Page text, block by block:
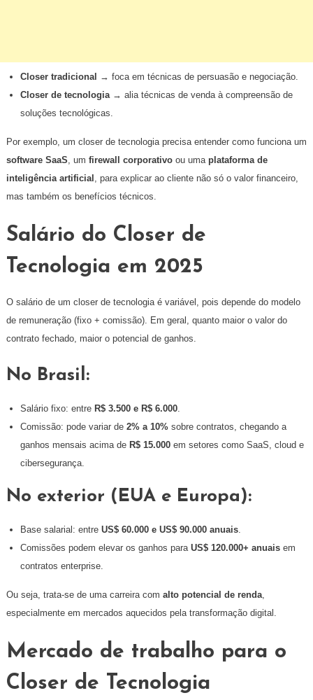
Closer tradicional → foca em técnicas de persuasão e negociação.
Closer de tecnologia→ alia técnicas de venda à compreensão de
soluções tecnológicas.
Por exemplo, um closer de tecnologia precisa entender como funciona um
software SaaS , um firewall corporativoou uma plataforma de
inteligência artificial , para explicar ao cliente não só o valor financeiro,
mas também os benefícios técnicos.
Salário do Closer de
Tecnologia em 2025
O salário de um closer de tecnologia é variável, pois depende do modelo
de remuneração (fixo + comissão). Em geral, quanto maior o valor do
contrato fechado, maior o potencial de ganhos.
No Brasil:
Salário fixo: entre R$ 3.500 e R$ 6.000.
Comissão: pode variar de 2% a 10%sobre contratos, chegando a
ganhos mensais acima de R$ 15.000em setores como SaaS, cloud e
cibersegurança.
No exterior (EUA e Europa):
Base salarial: entre US$ 60.000 e US$ 90.000 anuais.
Comissões podem elevar os ganhos para US$ 120.000+ anuaisem
contratos enterprise.
Ou seja, trata-se de uma carreira com alto potencial de renda,
especialmente em mercados aquecidos pela transformação digital.
Mercado de trabalho para o
Closer de Tecnologia